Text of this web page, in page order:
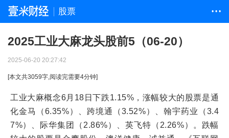
股票 • • •
2025工业大麻龙头股前5（06-20）
2025-06-20 20:27:42
[本文共3059字,阅读完需要4分钟]
工业大麻概念6月18日下跌1.15%，涨幅较大的股票是通
化金马（6.35%）、跨境通（3.52%）、翰宇药业（3.4
7%）、际华集团（2.86%）、英飞特（2.26%）。跌幅